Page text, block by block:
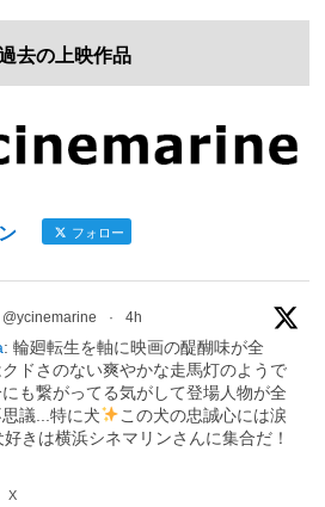
去の上映作品
フォロー
@ycinemarine · 4h
: 輪廻転生を軸に映画の醍醐味が全
ドさのない爽やかな走馬灯のようで
も繋がってる気がして登場人物が全
議...特に犬
この犬の忠誠心には涙
好きは横浜シネマリンさんに集合だ！
X